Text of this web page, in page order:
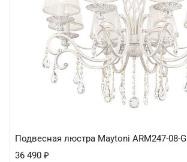
Подвесная люстра Maytoni ARM247-08-G
36 490 ₽